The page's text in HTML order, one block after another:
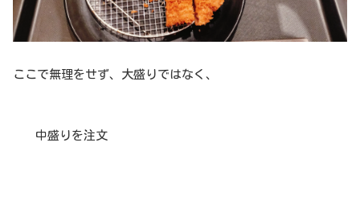
ここで無理をせず、大盛りではなく、
中盛りを注文